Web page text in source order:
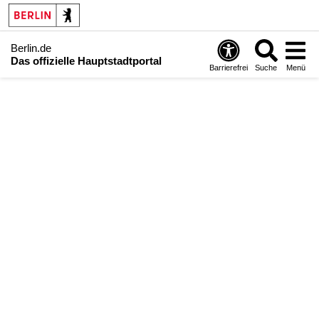
Berlin.de
Das offizielle Hauptstadtportal
Barrierefrei Suche Menü